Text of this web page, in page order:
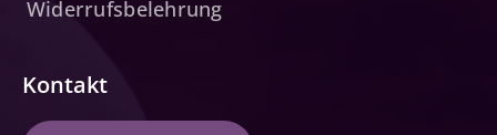
Kontakt
Widerrufsbelehrung